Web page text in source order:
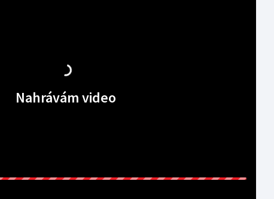
Nahrávám video